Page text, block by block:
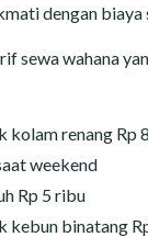
dengan biaya
sewa wahana
kolam renang Rp
weekend
Rp 5 ribu
kebun binatang